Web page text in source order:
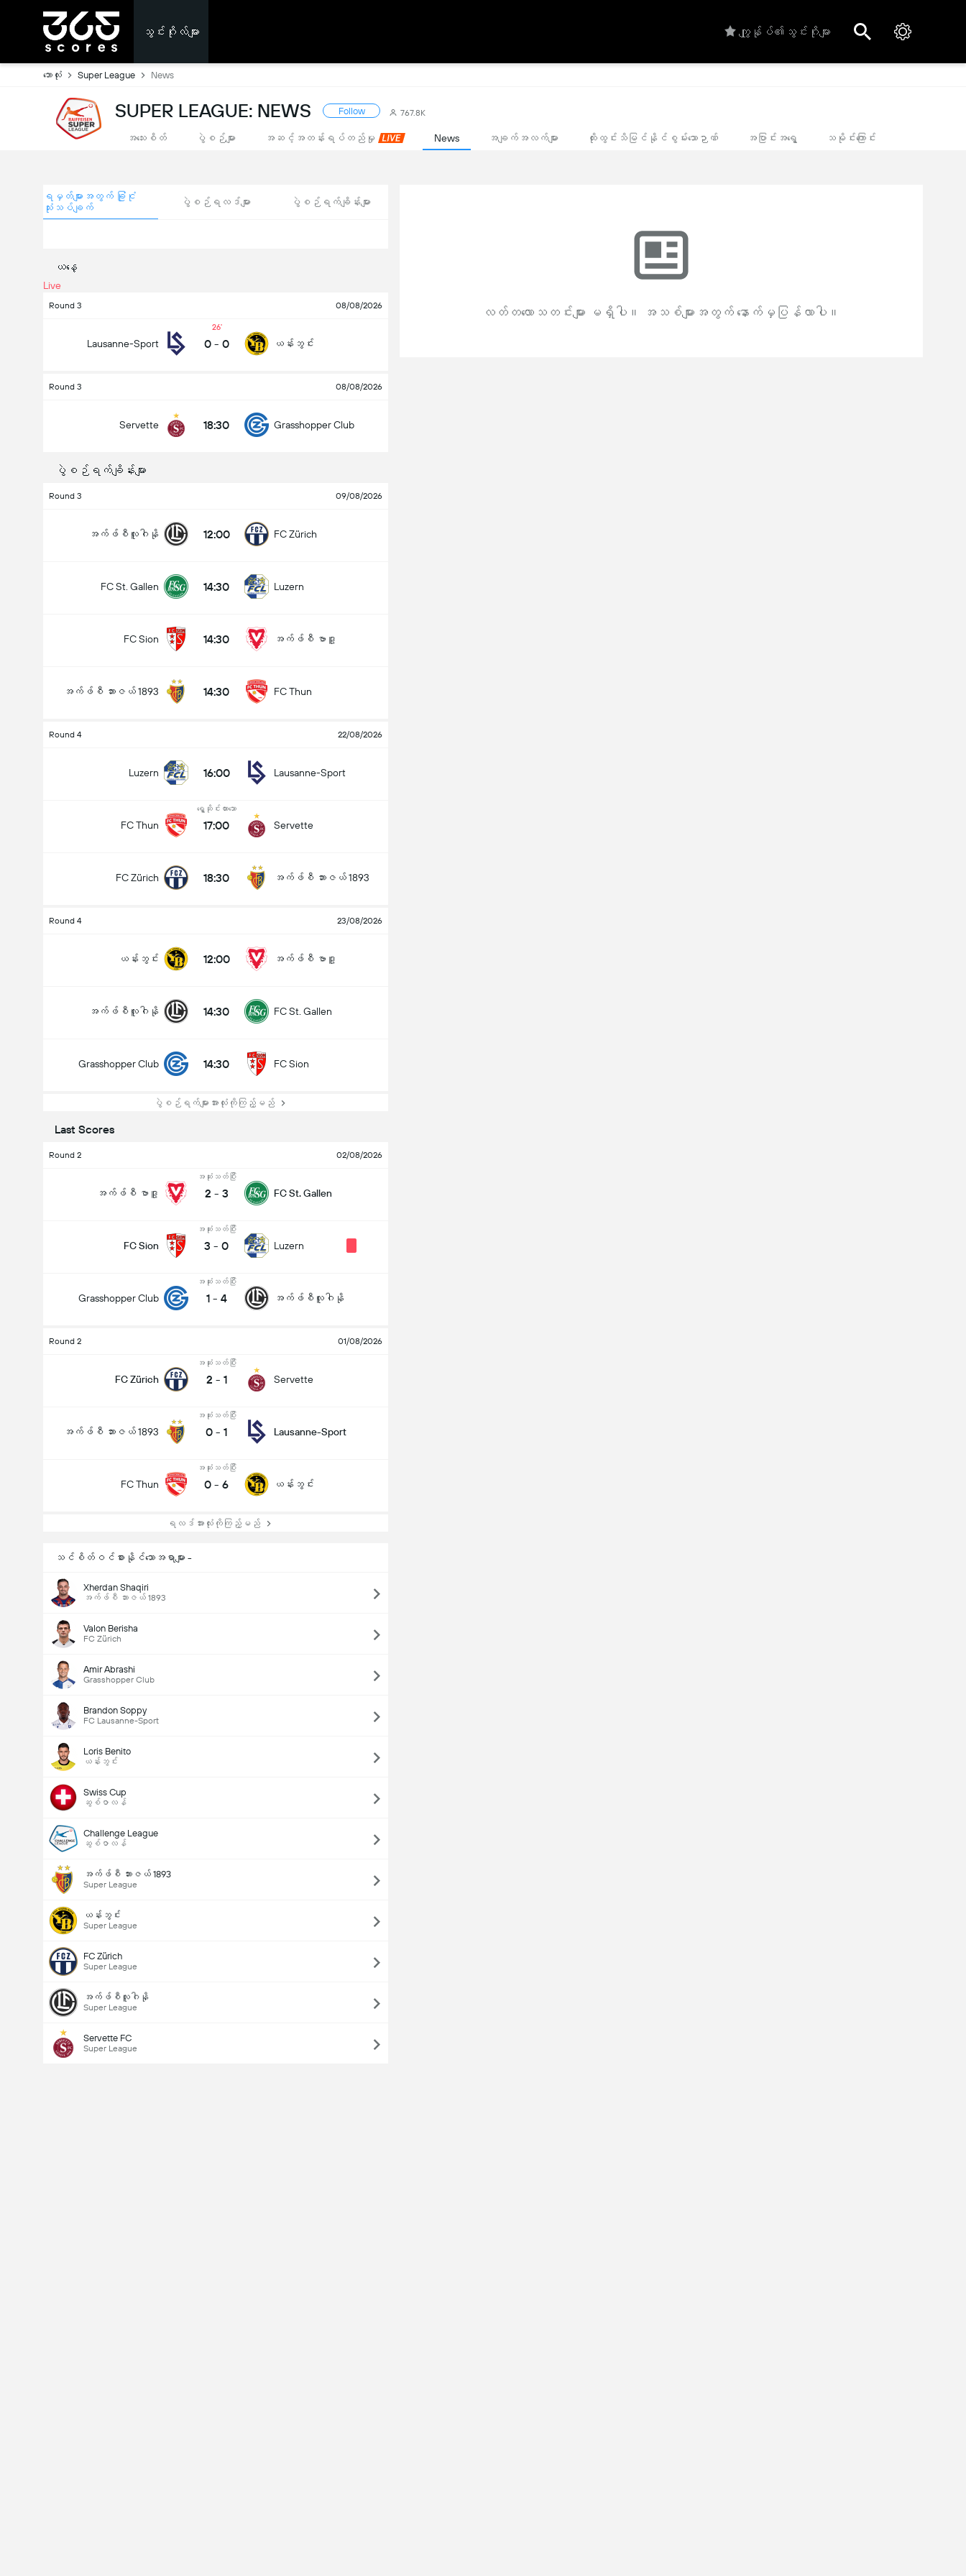
သွင်းဂိုးလ်များ ကျွုန်ုပ်၏သွင်းဂိုးများ
ဘောလုံး Super League News
SUPER LEAGUE: NEWS Follow 767.8K
အသေးစိတ် ပွဲစဉ်များ အဆင့်အတန်းရပ်တည်မှု News အချက်အလက်များ ထိုးထွင်းသိမြင်နိုင်စွမ်းသောဉာဏ် အပြာင်းအရွေ့ သမိုင်းကြောင်း
ရမှတ်များအတွက် ခြုံငုံ
သုံးသပ်ချက်
ပွဲစဉ်ရလဒ်များ ပွဲစဉ်ရက်ချိန်းများ
ယနေ့
Live
Round 3 08/08/2026
Lausanne-Sport
26
0 - 0 ယန်းဘွင်း
Round 3 08/08/2026
Servette 18:30 Grasshopper Club
ပွဲစဉ်ရက်ချိန်းများ
Round 3 09/08/2026
အက်ဖ်စီလူဂါနို 12:00 FC Zürich
FC St. Gallen 14:30 Luzern
FC Sion 14:30 အက်ဖ်စီ ဗာဒူ့
အက်ဖ်စီ ဘားဇယ် 1893 14:30 FC Thun
Round 4 22/08/2026
Luzern 16:00 Lausanne-Sport
FC Thun
ရွှေ့ဆိုင်းထားသော
17:00 Servette
FC Zürich 18:30 အက်ဖ်စီ ဘားဇယ် 1893
Round 4 23/08/2026
ယန်းဘွင်း 12:00 အက်ဖ်စီ ဗာဒူ့
အက်ဖ်စီလူဂါနို 14:30 FC St. Gallen
Grasshopper Club 14:30 FC Sion
ပွဲစဉ်ရက်များအားလုံးကိုကြည့်မည်
Last Scores
Round 2 02/08/2026
အက်ဖ်စီ ဗာဒူ့
အဆုံးသတ်ပြီး
2 - 3 FC St. Gallen
FC Sion
အဆုံးသတ်ပြီး
3 - 0 Luzern
Grasshopper Club
အဆုံးသတ်ပြီး
1 - 4 အက်ဖ်စီလူဂါနို
Round 2 01/08/2026
FC Zürich
အဆုံးသတ်ပြီး
2 - 1 Servette
အက်ဖ်စီ ဘားဇယ် 1893
အဆုံးသတ်ပြီး
0 - 1 Lausanne-Sport
FC Thun
အဆုံးသတ်ပြီး
0 - 6 ယန်းဘွင်း
ရလဒ်အားလုံးကိုကြည့်မည်
သင်စိတ်ဝင်စားနိုင်သောအရာများ -
Xherdan Shaqiri
အက်ဖ်စီ ဘားဇယ် 1893
Valon Berisha
FC Zürich
Amir Abrashi
Grasshopper Club
Brandon Soppy
FC Lausanne-Sport
Loris Benito
ယန်းဘွင်း
Swiss Cup
ဆွစ်ဇာလန်
Challenge League
ဆွစ်ဇာလန်
အက်ဖ်စီ ဘားဇယ် 1893
Super League
ယန်းဘွင်း
Super League
FC Zürich
Super League
အက်ဖ်စီလူဂါနို
Super League
Servette FC
Super League
လတ်တလောသတင်းများ မရှိပါ။ အသစ်များအတွက် နောက်မှပြန်လာပါ။